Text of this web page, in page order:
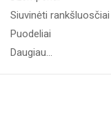
Siuvinėti rankšluosčiai
Puodeliai
Daugiau...